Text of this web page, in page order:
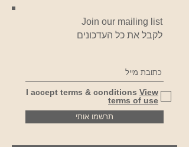
Join our mailing list
לקבל את כל העדכונים
I accept terms & conditions View
terms of use
תרשמו אותי